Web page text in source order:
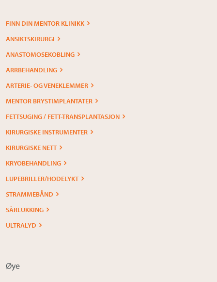
FINN DIN MENTOR KLINIKK
ANSIKTSKIRURGI
ANASTOMOSEKOBLING
ARRBEHANDLING
ARTERIE- OG VENEKLEMMER
MENTOR BRYSTIMPLANTATER
FETTSUGING / FETT-TRANSPLANTASJON
KIRURGISKE INSTRUMENTER
KIRURGISKE NETT
KRYOBEHANDLING
LUPEBRILLER/HODELYKT
STRAMMEBÅND
SÅRLUKKING
ULTRALYD
Øye